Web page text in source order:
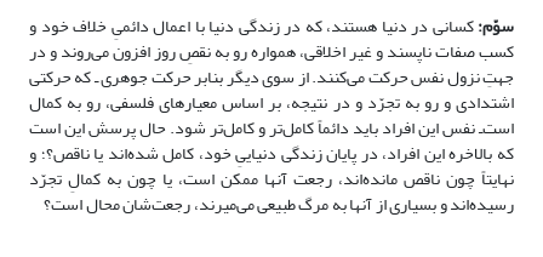
سوّم:کسانی در دنیا هستند، که در زندگی دنیا با اعمال دائمیِ خلاف خود و
کسب صفات ناپسند و غیر اخلاقی، همواره رو به نقصِ روز افزون می‌روند و در
جهتِ نزول نفس حرکت می‌کنند. از سوی دیگر بنابر حرکت جوهری ـ که حرکتی
اشتدادی و رو به تجرّد و در نتیجه، بر اساس معیارهای فلسفی، رو به کمال
است‌ـ نفس این افراد باید دائماً کامل‌تر و کامل‌تر شود. حال پرسش این است
که بالاخره این افراد، در پایان زندگی دنیاییِ خود، کامل شده‌اند یا ناقص؟؛ و
نهایتاً چون ناقص مانده‌اند، رجعت آنها ممکن است، یا چون به کمالِ تجرّد
رسیده‌اند و بسیاری از آنها به مرگ طبیعی می‌میرند، رجعت‌شان محال است؟